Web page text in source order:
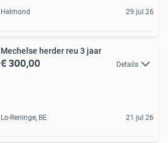
Helmond 29 jul 26
Mechelse herder reu 3 jaar
€ 300,00 Details
Lo-Reninge, BE 21 jul 26